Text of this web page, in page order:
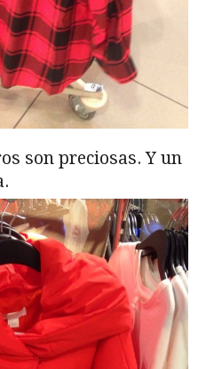
son preciosas. Y un